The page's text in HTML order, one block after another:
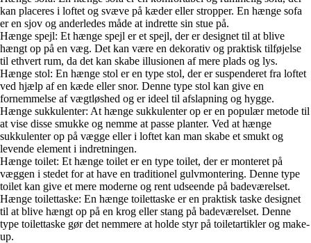
kan placeres i loftet og svæve på kæder eller stropper. En hænge sofa
er en sjov og anderledes måde at indrette sin stue på.
Hænge spejl: Et hænge spejl er et spejl, der er designet til at blive
hængt op på en væg. Det kan være en dekorativ og praktisk tilføjelse
til ethvert rum, da det kan skabe illusionen af mere plads og lys.
Hænge stol: En hænge stol er en type stol, der er suspenderet fra loftet
ved hjælp af en kæde eller snor. Denne type stol kan give en
fornemmelse af vægtløshed og er ideel til afslapning og hygge.
Hænge sukkulenter: At hænge sukkulenter op er en populær metode til
at vise disse smukke og nemme at passe planter. Ved at hænge
sukkulenter op på vægge eller i loftet kan man skabe et smukt og
levende element i indretningen.
Hænge toilet: Et hænge toilet er en type toilet, der er monteret på
væggen i stedet for at have en traditionel gulvmontering. Denne type
toilet kan give et mere moderne og rent udseende på badeværelset.
Hænge toilettaske: En hænge toilettaske er en praktisk taske designet
til at blive hængt op på en krog eller stang på badeværelset. Denne
type toilettaske gør det nemmere at holde styr på toiletartikler og make-
up.